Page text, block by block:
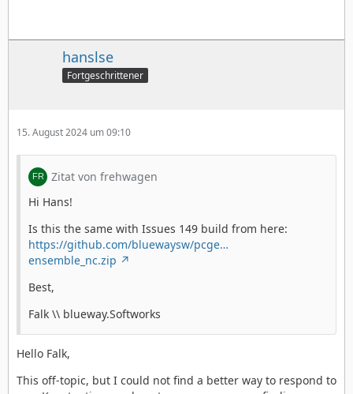
hanslse
Fortgeschrittener
15. August 2024 um 09:10
Zitat von frehwagen
Hi Hans!
Is this the same with Issues 149 build from here:
https://github.com/bluewaysw/pcge…
ensemble_nc.zip
Best,
Falk \\ blueway.Softworks
Hello Falk,
This off-topic, but I could not find a better way to respond to